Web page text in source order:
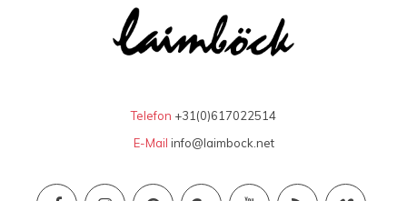
Telefon +31(0)617022514
E-Mail info@laimbock.net